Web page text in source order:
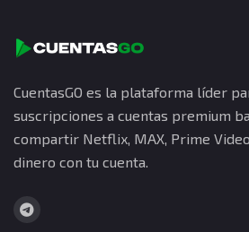
CuentasGO es la plataforma líder
suscripciones a cuentas premium
compartir Netflix, MAX, Prime
dinero con tu cuenta.